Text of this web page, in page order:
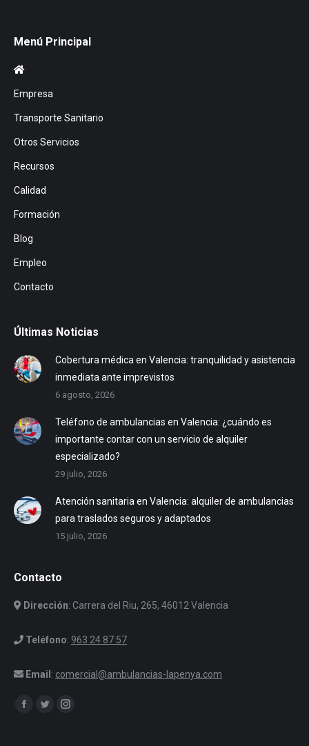
Menú Principal
Empresa
Transporte Sanitario
Otros Servicios
Recursos
Calidad
Formación
Blog
Empleo
Contacto
Últimas Noticias
Cobertura médica en Valencia: tranquilidad y asistencia
inmediata ante imprevistos
6 agosto, 2026
Teléfono de ambulancias en Valencia: ¿cuándo es
importante contar con un servicio de alquiler
especializado?
29 julio, 2026
Atención sanitaria en Valencia: alquiler de ambulancias
para traslados seguros y adaptados
15 julio, 2026
Contacto
Dirección: Carrera del Riu, 265, 46012 Valencia
Teléfono: 963 24 87 57
Email : comercial@ambulancias-lapenya.com
Encuéntranos en:
Facebook
TwitterInstagram